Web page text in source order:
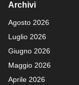
Archivi
Agosto 2026
Luglio 2026
Giugno 2026
Maggio 2026
Aprile 2026